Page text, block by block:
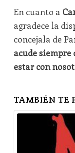
En cuanto a
agradece la
concejala de
acude siempre
estar con
TAMBIÉN TE